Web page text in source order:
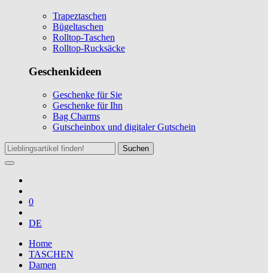
Trapeztaschen
Bügeltaschen
Rolltop-Taschen
Rolltop-Rucksäcke
Geschenkideen
Geschenke für Sie
Geschenke für Ihn
Bag Charms
Gutscheinbox und digitaler Gutschein
Suchen
0
DE
Home
TASCHEN
Damen